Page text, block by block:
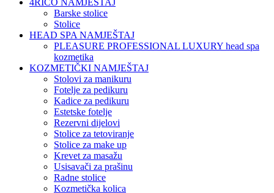
4RICO NAMJEŠTAJ
Barske stolice
Stolice
HEAD SPA NAMJEŠTAJ
PLEASURE PROFESSIONAL LUXURY head spa
kozmetika
KOZMETIČKI NAMJEŠTAJ
Stolovi za manikuru
Fotelje za pedikuru
Kadice za pedikuru
Estetske fotelje
Rezervni dijelovi
Stolice za tetoviranje
Stolice za make up
Krevet za masažu
Usisavači za prašinu
Radne stolice
Kozmetička kolica